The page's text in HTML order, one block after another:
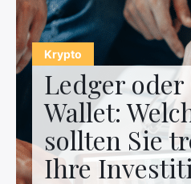
Krypto
Ledger
Wallet:
sollten Sie
Ihre
Auto/Motorrad
Marketing
Über
Kontaktieren Sie uns